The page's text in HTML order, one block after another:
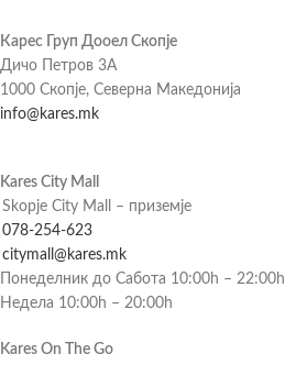
Карес Груп Дооел Скопје
Дичо Петров 3А
1000 Скопје, Северна Македонија
info@kares.mk
Kares City Mall
Skopje City Mall – приземје
078-254-623
citymall@kares.mk
Понеделник до Сабота 10:00h – 22:00h
Недела 10:00h – 20:00h
Kares On The Go